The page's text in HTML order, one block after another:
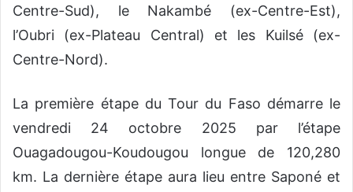
Centre-Sud), le Nakambé (ex-Centre-Est),
l’Oubri (ex-Plateau Central) et les Kuilsé (ex-
Centre-Nord).
La première étape du Tour du Faso démarre le
vendredi 24 octobre 2025 par l’étape
Ouagadougou-Koudougou longue de 120,280
km. La dernière étape aura lieu entre Saponé et